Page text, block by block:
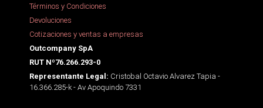
Términos y Condiciones
Devoluciones
Cotizaciones y ventas a empresas
Outcompany SpA
RUT Nº76.266.293-0
Representante Legal: Cristobal Octavio Alvarez Tapia -
16.366.285-k - Av Apoquindo 7331